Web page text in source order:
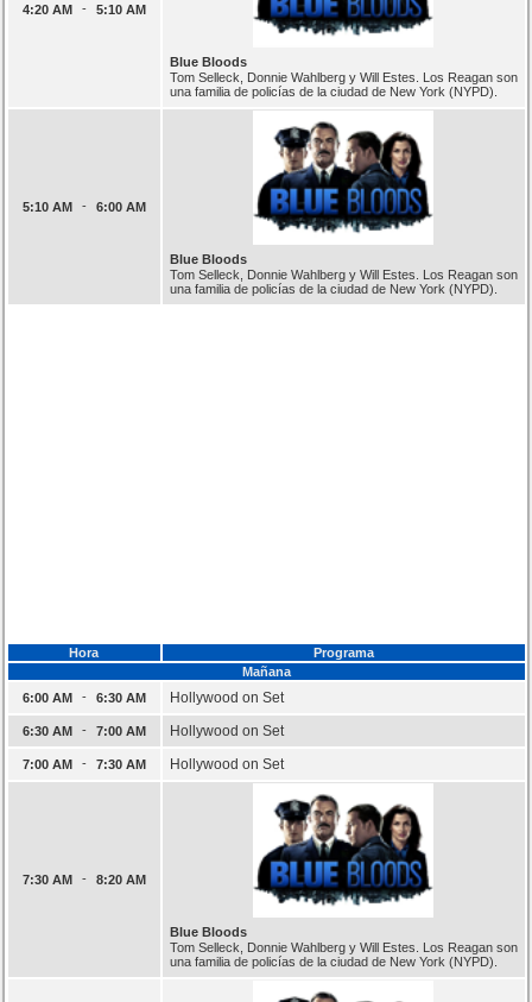
4:20 AM - 5:10 AM
Blue Bloods
Tom Selleck, Donnie Wahlberg y Will Estes. Los Reagan son
una familia de policías de la ciudad de New York (NYPD).
5:10 AM - 6:00 AM
Blue Bloods
Tom Selleck, Donnie Wahlberg y Will Estes. Los Reagan son
una familia de policías de la ciudad de New York (NYPD).
Hora
Programa
Mañana
6:00 AM
- 6:30 AM Hollywood on Set
6:30 AM - 7:00 AM Hollywood on Set
7:00 AM - 7:30 AM Hollywood on Set
7:30 AM - 8:20 AM
Blue Bloods
Tom Selleck, Donnie Wahlberg y Will Estes. Los Reagan son
una familia de policías de la ciudad de New York (NYPD).